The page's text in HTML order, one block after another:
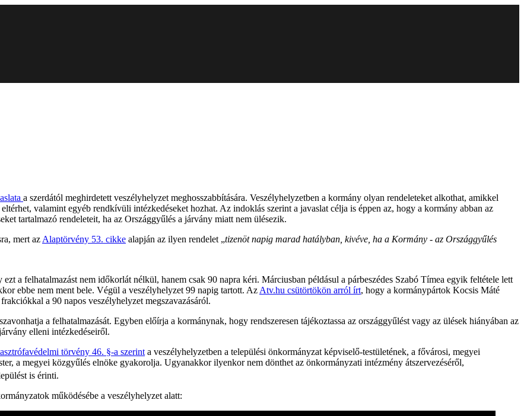
a szerdától meghirdetett veszélyhelyzet meghosszabbítására. Veszélyhelyzetben a kormány olyan rendeleteket alkothat, amikkel
valamint egyéb rendkívüli intézkedéseket hozhat. Az indoklás szerint a javaslat célja is éppen az, hogy a kormány abban az
tartalmazó rendeleteit, ha az Országgyűlés a járvány miatt nem ülésezik.
mert az Alaptörvény 53. cikke alapján az ilyen rendelet „tizenöt napig marad hatályban, kivéve, ha a Kormány - az Országgyűlés
a felhatalmazást nem időkorlát nélkül, hanem csak 90 napra kéri. Márciusban példásul a párbeszédes Szabó Tímea egyik feltétele lett
ebbe nem ment bele. Végül a veszélyhelyzet 99 napig tartott. Az Atv.hu csütörtökön arról írt, hogy a kormánypártok Kocsis Máté
a 90 napos veszélyhelyzet megszavazásáról.
a felhatalmazását. Egyben előírja a kormánynak, hogy rendszeresen tájékoztassa az országgyűlést vagy az ülések hiányában az
elleni intézkedéseiről.
törvény 46. §-a szerint a veszélyhelyzetben a települési önkormányzat képviselő-testületének, a fővárosi, megyei
a megyei közgyűlés elnöke gyakorolja. Ugyanakkor ilyenkor nem dönthet az önkormányzati intézmény átszervezéséről,
is érinti.
működésébe a veszélyhelyzet alatt: